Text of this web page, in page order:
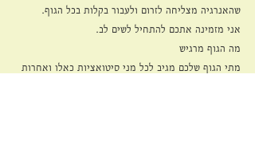
שהאנרגיה מצליחה לזרום ולעבור בקלות בכל הגוף.
אני מזמינה אתכם להתחיל לשים לב.
מה הגוף מרגיש
מתי הגוף שלכם מגיב לכל מני סיטואציות כאלו ואחרות